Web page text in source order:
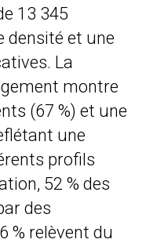
13 345
densité et une
La
montre
(67 %) et une
une
profils
52 % des
des
% relèvent du